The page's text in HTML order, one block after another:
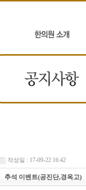
작성일 : 17-09-22 16:42
추석 이벤트(공진단,경옥고)